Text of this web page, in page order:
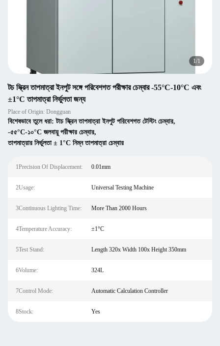
1/1
টচ স্ক্রিন তাপমাত্রা ইনপুট সঙ্গে পরিবেশগত পরীক্ষার চেম্বার -55°C-10°C এবং
±1°C তাপমাত্রা নির্ভুলতা জন্য
Place of Origin: Dongguan
বিশেষভাবে তুলে ধরা:টাচ স্ক্রিন তাপমাত্রা ইনপুট পরিবেশগত টেস্টিং চেম্বার,
-৫৫°C-১০°C জলবায়ু পরীক্ষার চেম্বার,
তাপমাত্রার নির্ভুলতা ± 1°C নিম্ন তাপমাত্রা চেম্বার
1Precision Of Displacement: 0.01mm
2Usage: Universal Testing Machine
3Continuous Lighting Time: More Than 2000 Hours
4Temperature Accuracy: ±1°C
5Test Stand: Length 320x Width 100x Height 350mm
6Volume: 324L
7Control Mode: Automatic Calculation Controller
8Stock: Yes